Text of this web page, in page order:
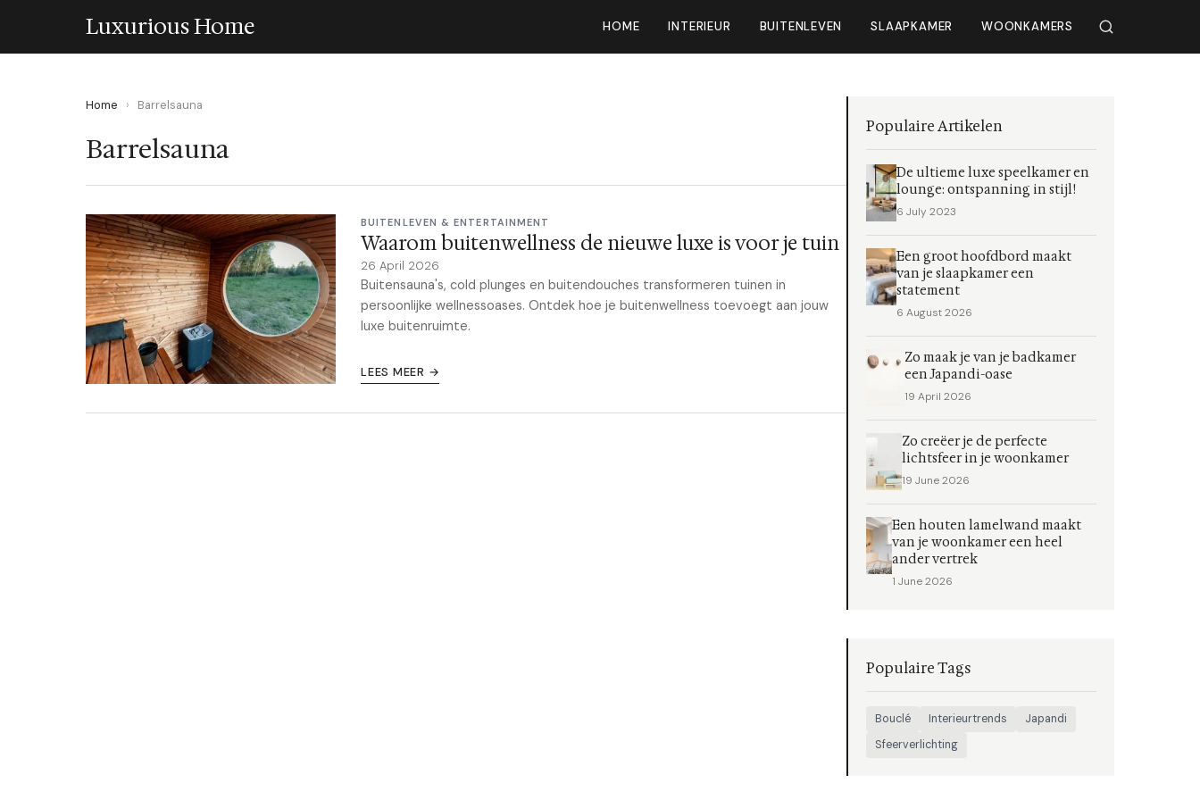
Luxurious Home HOME INTERIEUR BUITENLEVEN SLAAPKAMER WOONKAMERS
Home › Barrelsauna
Barrelsauna
BUITENLEVEN & ENTERTAINMENT
Waarom buitenwellness de nieuwe luxe is voor je tuin
26 April 2026
Buitensauna's, cold plunges en buitendouches transformeren tuinen in
persoonlijke wellnessoases. Ontdek hoe je buitenwellness toevoegt aan jouw
luxe buitenruimte.
LEES MEER →
Populaire Artikelen
De ultieme luxe speelkamer en
lounge: ontspanning in stijl!
6 July 2023
Een groot hoofdbord maakt
van je slaapkamer een
statement
6 August 2026
Zo maak je van je badkamer
een Japandi-oase
19 April 2026
Zo creëer je de perfecte
lichtsfeer in je woonkamer
19 June 2026
Een houten lamelwand maakt
van je woonkamer een heel
ander vertrek
1 June 2026
Populaire Tags
Bouclé Interieurtrends
Japandi
Sfeerverlichting